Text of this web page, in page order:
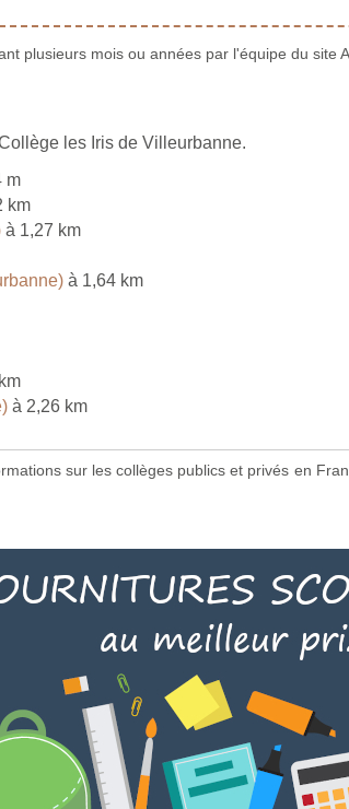
plusieurs mois ou années par l'équipe du site
les Iris de Villeurbanne.
m
km
à 1,27 km
à 1,64 km
à 2,26 km
sur les collèges publics et privés en